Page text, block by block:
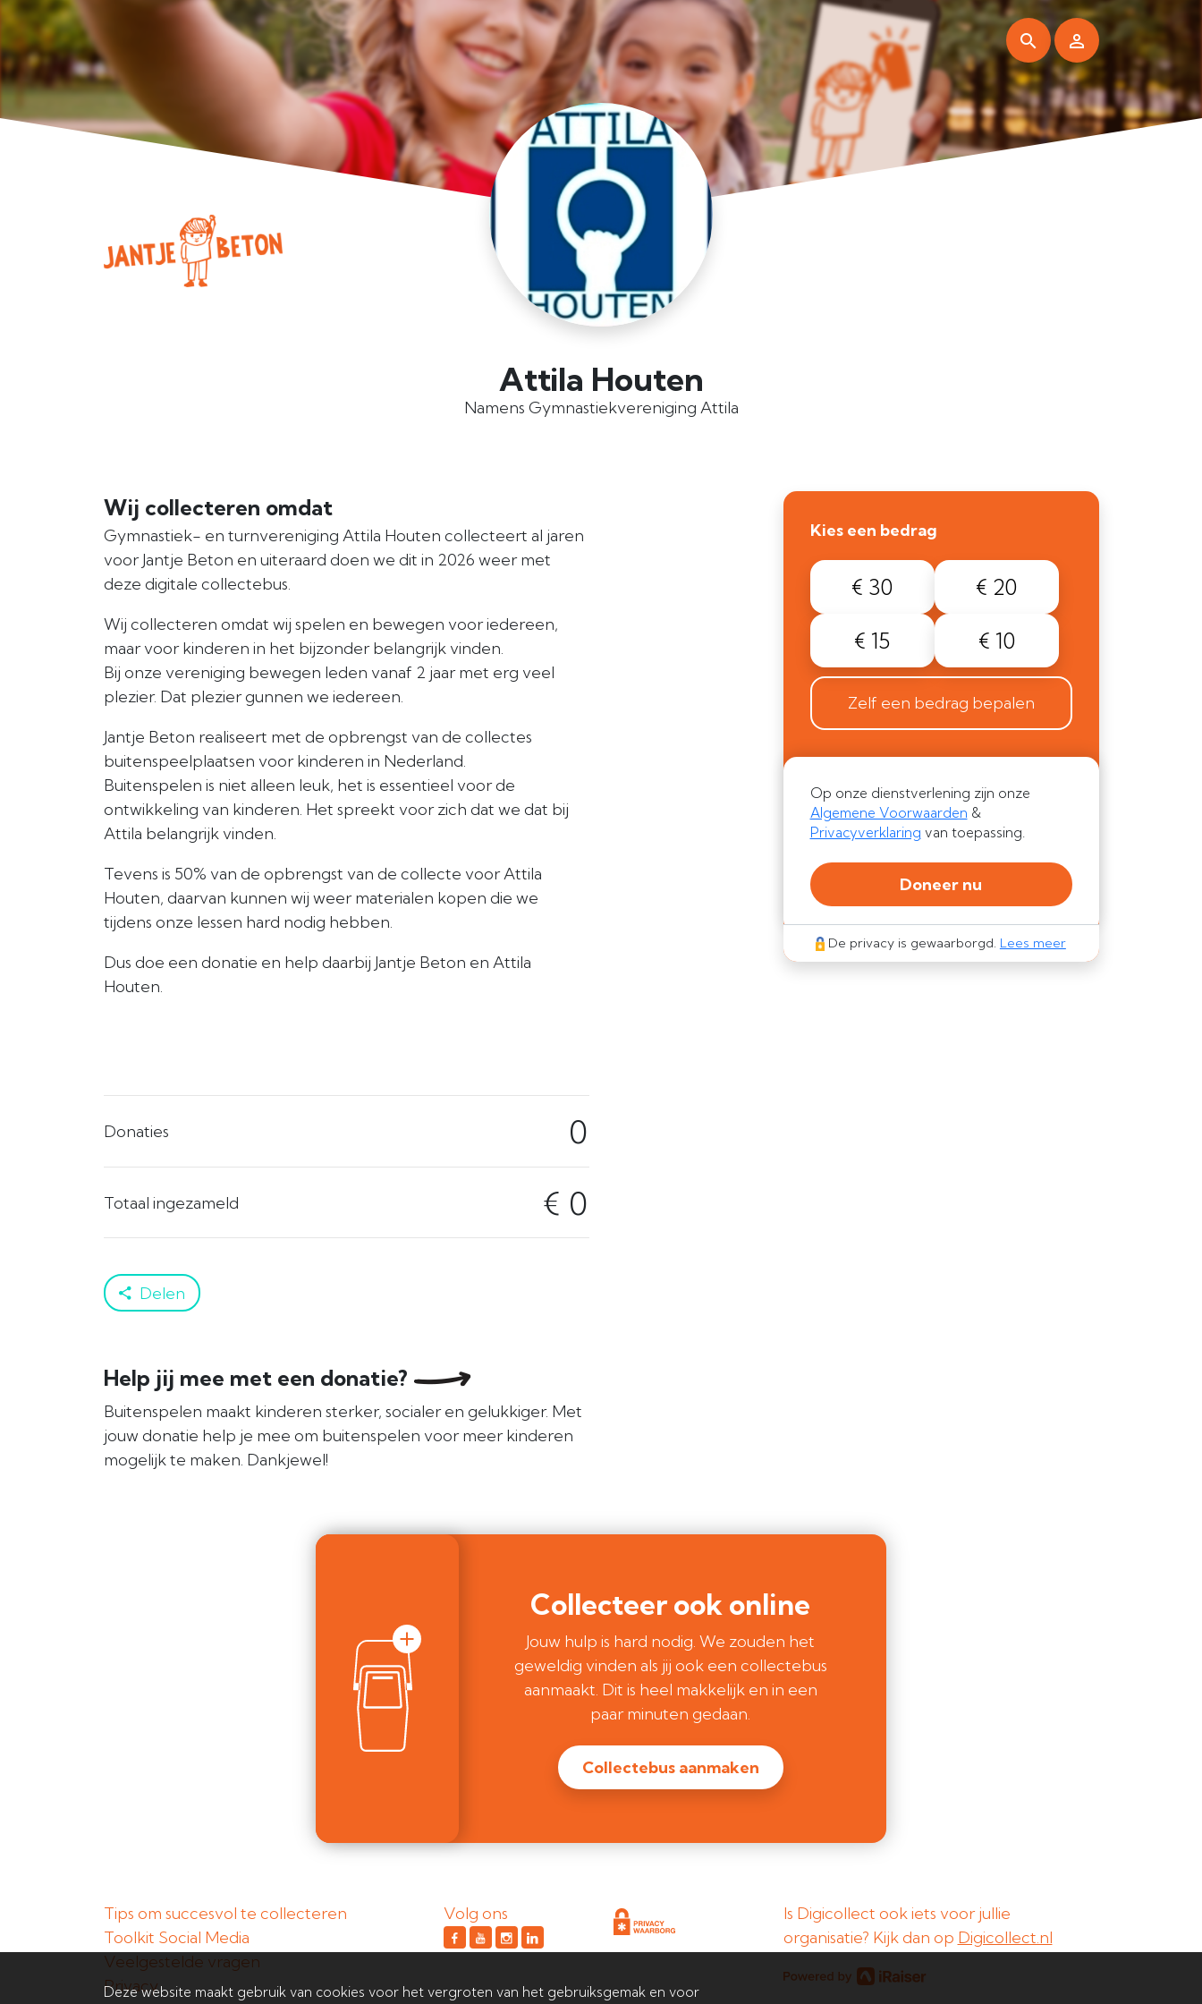
Attila Houten
Namens Gymnastiekvereniging Attila
Wij collecteren omdat
Gymnastiek- en turnvereniging Attila Houten collecteert al jaren
voor Jantje Beton en uiteraard doen we dit in 2026 weer met
deze digitale collectebus.
Wij collecteren omdat wij spelen en bewegen voor iedereen,
maar voor kinderen in het bijzonder belangrijk vinden.
Bij onze vereniging bewegen leden vanaf 2 jaar met erg veel
plezier. Dat plezier gunnen we iedereen.
Jantje Beton realiseert met de opbrengst van de collectes
buitenspeelplaatsen voor kinderen in Nederland.
Buitenspelen is niet alleen leuk, het is essentieel voor de
ontwikkeling van kinderen. Het spreekt voor zich dat we dat bij
Attila belangrijk vinden.
Tevens is 50% van de opbrengst van de collecte voor Attila
Houten, daarvan kunnen wij weer materialen kopen die we
tijdens onze lessen hard nodig hebben.
Dus doe een donatie en help daarbij Jantje Beton en Attila
Houten.
Donaties 0
Totaal ingezameld € 0
Delen
Help jij mee met een donatie?
Buitenspelen maakt kinderen sterker, socialer en gelukkiger. Met
jouw donatie help je mee om buitenspelen voor meer kinderen
mogelijk te maken. Dankjewel!
Kies een bedrag
€ 30
€ 20
€ 15
€ 10
Zelf een bedrag bepalen
Op onze dienstverlening zijn onze
Algemene Voorwaarden &
Privacyverklaring van toepassing.
Doneer nu
De privacy is gewaarborgd. Lees meer
Collecteer ook online
Jouw hulp is hard nodig. We zouden het
geweldig vinden als jij ook een collectebus
aanmaakt. Dit is heel makkelijk en in een
paar minuten gedaan.
Collectebus aanmaken
Tips om succesvol te collecteren
Toolkit Social Media
Veelgestelde vragen
Privacy
Volg ons
Is Digicollect ook iets voor jullie
organisatie? Kijk dan op Digicollect.nl
Deze website maakt gebruik van cookies voor het vergroten van het gebruiksgemak en voor